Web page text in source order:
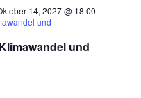
und
14, 2027 @ 18:00
und